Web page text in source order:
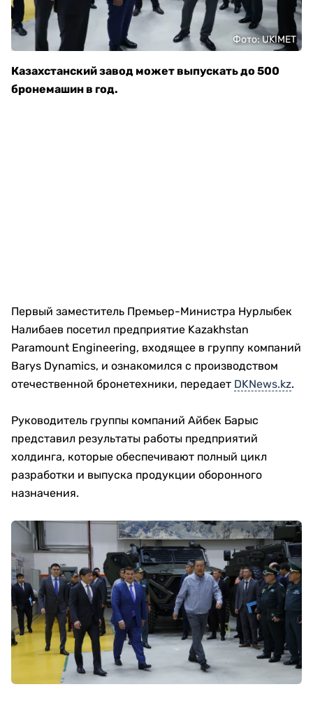
Фото: UKIMET
Казахстанский завод может выпускать до 500
бронемашин в год.
Первый заместитель Премьер-Министра Нурлыбек
Налибаев посетил предприятие Kazakhstan
Paramount Engineering, входящее в группу компаний
Barys Dynamics, и ознакомился с производством
отечественной бронетехники, передает DKNews.kz.
Руководитель группы компаний Айбек Барыс
представил результаты работы предприятий
холдинга, которые обеспечивают полный цикл
разработки и выпуска продукции оборонного
назначения.